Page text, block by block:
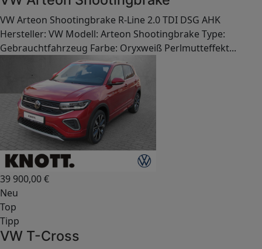
VW Arteon Shootingbrake R-Line 2.0 TDI DSG AHK
Hersteller: VW Modell: Arteon Shootingbrake Type:
Gebrauchtfahrzeug Farbe: Oryxweiß Perlmutteffekt...
39 900,00€
Neu
Top
Tipp
VW T-Cross